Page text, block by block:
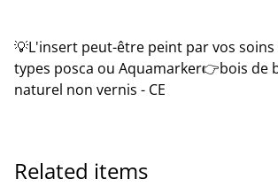
💡L'insert peut-être peint par vos
types posca ou Aquamarker👉bois de
naturel non vernis - CE
Related items